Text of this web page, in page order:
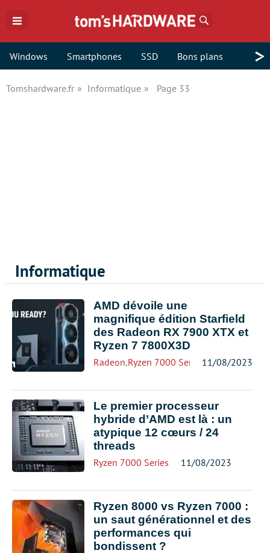
Windows Smartphones SSD Bons plans >
Tomshardware.fr Informatique Page 33
Informatique
AMD dévoile une
magnifique édition Starfield
des Radeon RX 7900 XTX et
Ryzen 7 7800X3D
Radeon,Ryzen 7000 Series,Starfield
11/08/2023
Le premier processeur
hybride d’AMD est là : un
atypique 12 cœurs / 24
threads
Ryzen 7000 Series 11/08/2023
Ryzen 8000 vs Ryzen 7000 :
un saut générationnel et des
performances qui
bondissent ?